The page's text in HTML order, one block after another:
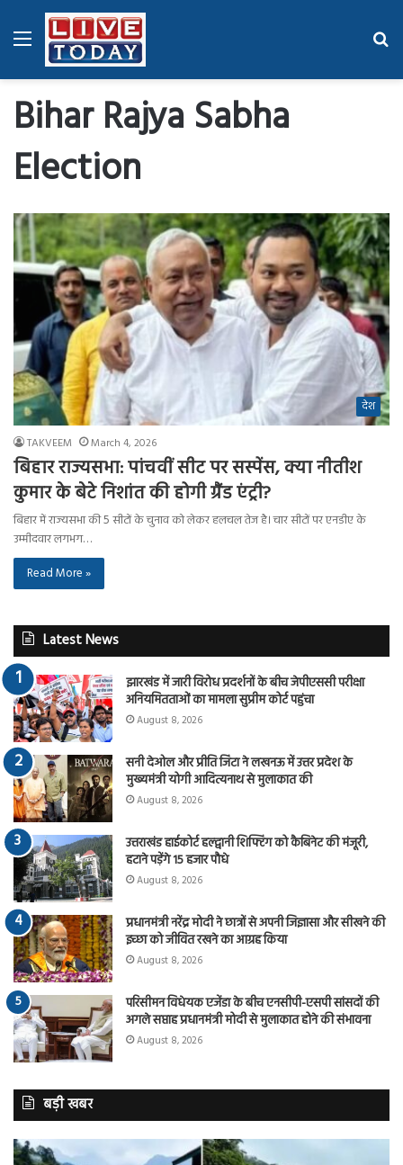
Menu
Bihar Rajya Sabha
Election
देश
TAKVEEM March 4, 2026
बिहार राज्यसभा: पांचवीं सीट पर सस्पेंस, क्या नीतीश
कुमार के बेटे निशांत की होगी ग्रैंड एंट्री?
बिहार में राज्यसभा की 5 सीटों के चुनाव को लेकर हलचल तेज है। चार सीटों पर एनडीए के
उम्मीदवार लगभग…
Read More »
Latest News
झारखंड में जारी विरोध प्रदर्शनों के बीच जेपीएससी परीक्षा
अनियमितताओं का मामला सुप्रीम कोर्ट पहुंचा
August 8, 2026
सनी देओल और प्रीति जिंटा ने लखनऊ में उत्तर प्रदेश के
मुख्यमंत्री योगी आदित्यनाथ से मुलाकात की
August 8, 2026
उत्तराखंड हाईकोर्ट हल्द्वानी शिफ्टिंग को कैबिनेट की मंजूरी,
हटाने पड़ेंगे 15 हजार पौधे
August 8, 2026
प्रधानमंत्री नरेंद्र मोदी ने छात्रों से अपनी जिज्ञासा और सीखने की
इच्छा को जीवित रखने का आग्रह किया
August 8, 2026
परिसीमन विधेयक एजेंडा के बीच एनसीपी-एसपी सांसदों की
अगले सप्ताह प्रधानमंत्री मोदी से मुलाकात होने की संभावना
August 8, 2026
बड़ी खबर